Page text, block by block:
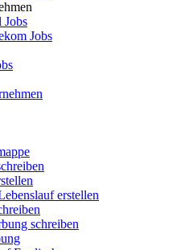
Jobs
Jobs
erstellen
schreiben